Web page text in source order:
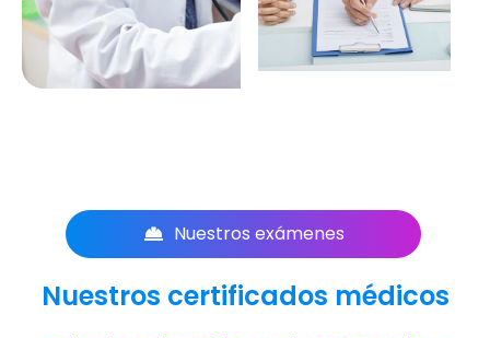
Nuestros exámenes
Nuestros certificados médicos